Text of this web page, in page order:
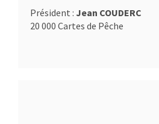
Président : Jean COUDERC
20 000 Cartes de Pêche